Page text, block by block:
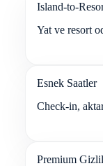
Island-to-
Yat ve resort
Esnek Saatler
Check-in,
Premium